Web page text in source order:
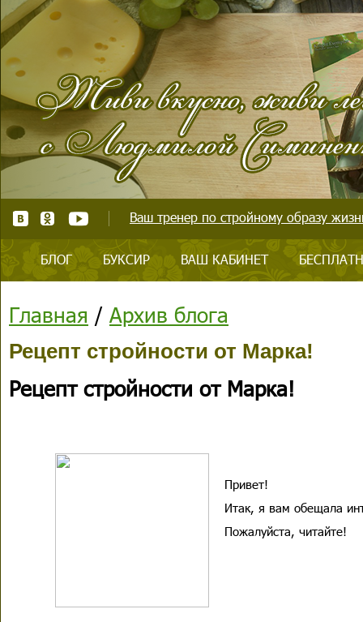
Ваш тренер по стройному образу
БЛОГ БУКСИР ВАШ КАБИНЕТ
Главная / Архив блога
Рецепт стройности от Марка!
Рецепт стройности от Марка!
Привет!
Итак, я вам обещала
Пожалуйста, читайте!